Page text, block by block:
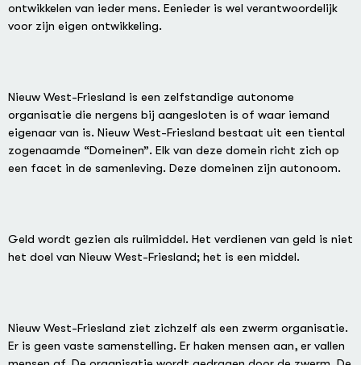
ontwikkelen van ieder mens. Eenieder is wel verantwoordelijk
voor zijn eigen ontwikkeling.
Nieuw West-Friesland is een zelfstandige autonome
organisatie die nergens bij aangesloten is of waar iemand
eigenaar van is. Nieuw West-Friesland bestaat uit een tiental
zogenaamde “Domeinen”. Elk van deze domein richt zich op
een facet in de samenleving. Deze domeinen zijn autonoom.
Geld wordt gezien als ruilmiddel. Het verdienen van geld is niet
het doel van Nieuw West-Friesland; het is een middel.
Nieuw West-Friesland ziet zichzelf als een zwerm organisatie.
Er is geen vaste samenstelling. Er haken mensen aan, er vallen